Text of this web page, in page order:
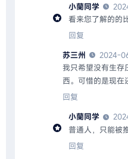
小蘭同学
看来您了解的的
回复
苏三州
2024-
我只希望没有生存
西。可惜的是现在
回复
小蘭同学
普通人，只能被
回复